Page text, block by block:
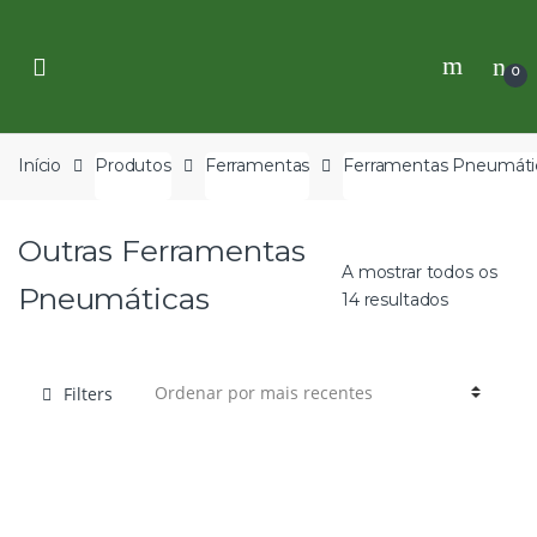
navigation
content
0
Início Produtos Ferramentas Ferramentas
Outras Ferramentas
Pneumáticas
A mostrar todos os
14 resultados
Filters